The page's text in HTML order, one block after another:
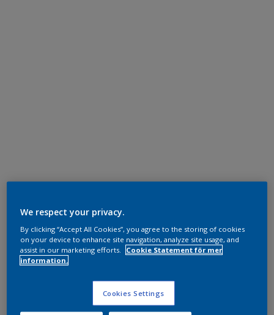
We respect your privacy.
By clicking “Accept All Cookies”, you agree to the storing of cookies
on your device to enhance site navigation, analyze site usage, and
assist in our marketing efforts.
Cookie Statement för mer
information.
Cookies Settings